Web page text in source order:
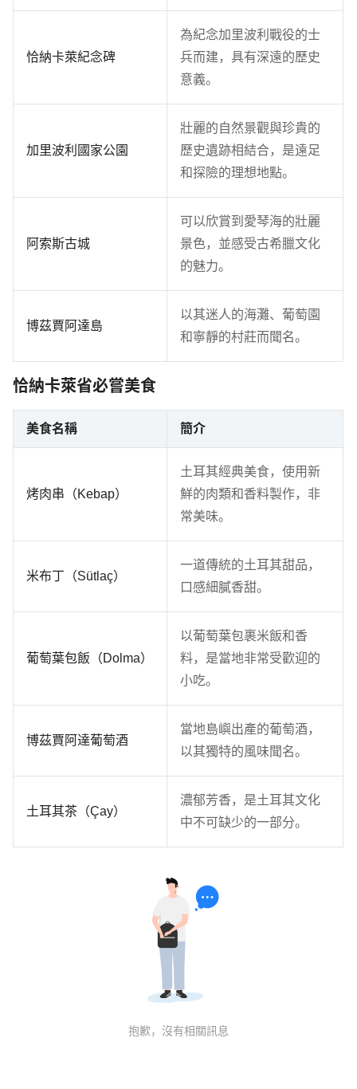
恰納卡萊紀念碑
為紀念加里波利戰役的士
兵而建，具有深遠的歷史
意義。
加里波利國家公園
壯麗的自然景觀與珍貴的
歷史遺跡相結合，是遠足
和探險的理想地點。
阿索斯古城
可以欣賞到愛琴海的壯麗
景色，並感受古希臘文化
的魅力。
博茲賈阿達島
以其迷人的海灘、葡萄園
和寧靜的村莊而聞名。
恰納卡萊省必嘗美食
美食名稱 簡介
烤肉串（Kebap）
土耳其經典美食，使用新
鮮的肉類和香料製作，非
常美味。
米布丁（Sütlaç）
一道傳統的土耳其甜品，
口感細膩香甜。
葡萄葉包飯（Dolma）
以葡萄葉包裹米飯和香
料，是當地非常受歡迎的
小吃。
博茲賈阿達葡萄酒
當地島嶼出產的葡萄酒，
以其獨特的風味聞名。
土耳其茶（Çay）
濃郁芳香，是土耳其文化
中不可缺少的一部分。
抱歉，沒有相關訊息